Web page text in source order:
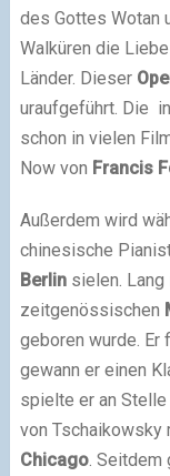
des Gottes Wotan
Walküren die
Länder. Dieser
uraufgeführt. Die
schon in vielen
Now von Francis
Außerdem wird
chinesische
Berlinsielen. Lang
zeitgenössischen
geboren wurde. Er
gewann er einen
spielte er an
von Tschaikowsky
Chicago. Seitdem